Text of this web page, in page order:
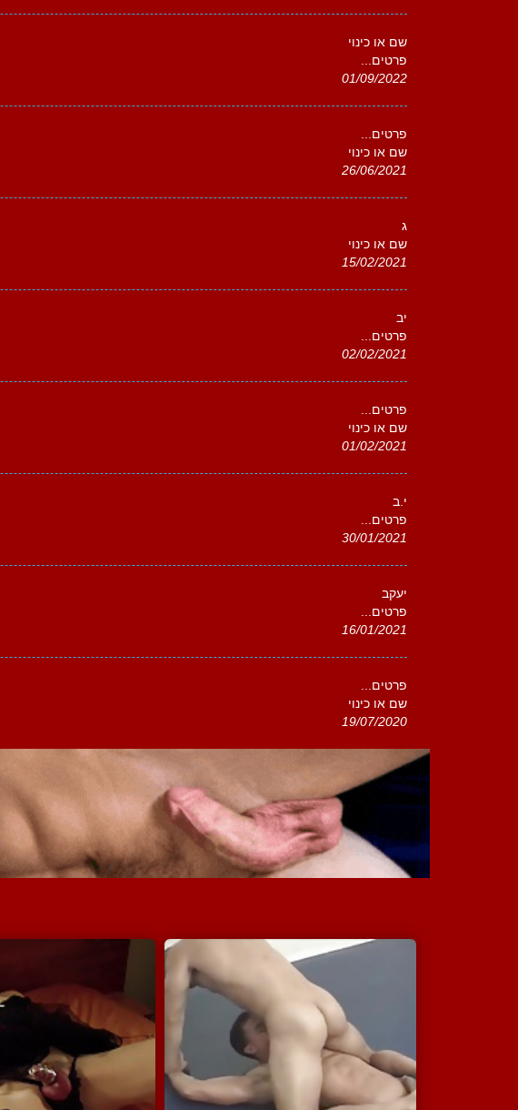
שם או כינוי
פרטים...
01/09/2022
פרטים...
שם או כינוי
26/06/2021
ג
שם או כינוי
15/02/2021
יב
פרטים...
02/02/2021
פרטים...
שם או כינוי
01/02/2021
י.ב
פרטים...
30/01/2021
יעקב
פרטים...
16/01/2021
פרטים...
שם או כינוי
19/07/2020